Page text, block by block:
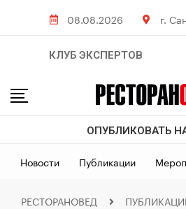
08.08.2026 г.
КЛУБ ЭКСПЕРТОВ
ОПУБЛИКОВАТЬ
Новости Публикации
РЕСТОРАНОВЕД